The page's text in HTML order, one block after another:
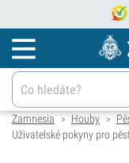
Zamnesia > Houby >
Uživatelské pokyny pro